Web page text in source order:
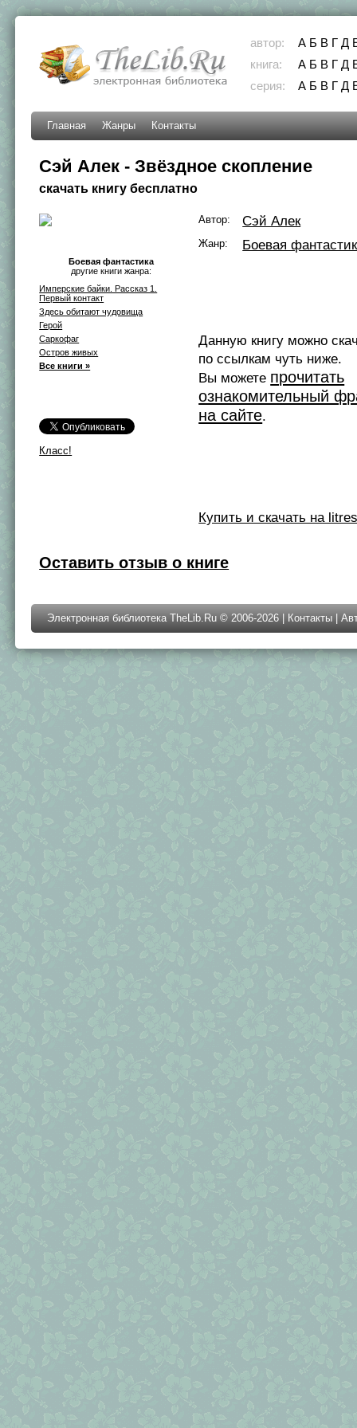
автор: А Б В Г Д
книга:
А Б В Г Д
серия:
А Б В Г Д
Главная Жанры Контакты
Сэй Алек - Звёздное скопление
скачать книгу бесплатно
Боевая фантастика
другие книги жанра:
Имперские байки. Рассказ 1.
Первый контакт
Здесь обитают чудовища
Герой
Саркофаг
Остров живых
Все книги »
Класс!
Автор: Сэй Алек
Жанр: Боевая
Данную книгу можно
по ссылкам чуть ниже.
Вы можете прочитать
ознакомительный
на сайте.
Купить и скачать на
Оставить отзыв о книге
Электронная библиотека TheLib.Ru © 2006-2026 | Контакты |